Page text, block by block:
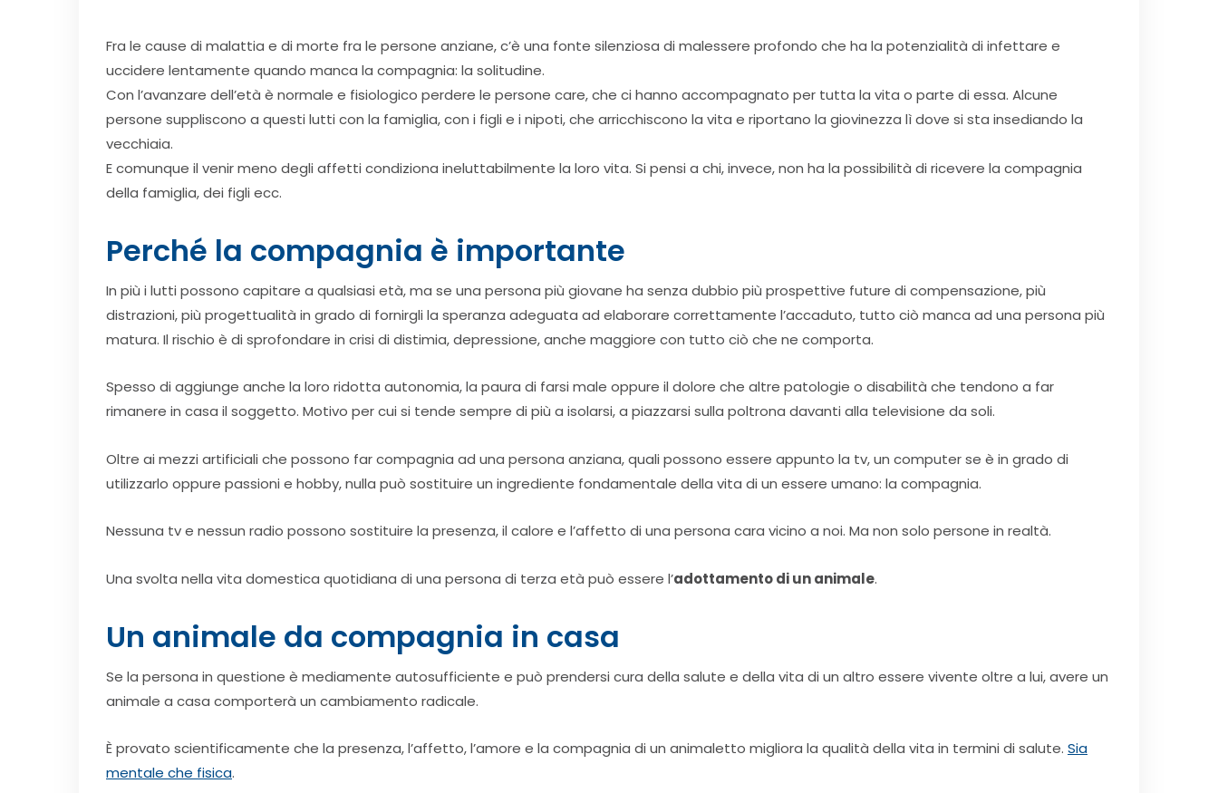
Fra le cause di malattia e di morte fra le persone anziane, c’è una fonte silenziosa di malessere profondo che ha la potenzialità di infettare e
uccidere lentamente quando manca la compagnia: la solitudine.
Con l’avanzare dell’età è normale e fisiologico perdere le persone care, che ci hanno accompagnato per tutta la vita o parte di essa. Alcune
persone suppliscono a questi lutti con la famiglia, con i figli e i nipoti, che arricchiscono la vita e riportano la giovinezza lì dove si sta insediando la
vecchiaia.
E comunque il venir meno degli affetti condiziona ineluttabilmente la loro vita. Si pensi a chi, invece, non ha la possibilità di ricevere la compagnia
della famiglia, dei figli ecc.
Perché la compagnia è importante
In più i lutti possono capitare a qualsiasi età, ma se una persona più giovane ha senza dubbio più prospettive future di compensazione, più
distrazioni, più progettualità in grado di fornirgli la speranza adeguata ad elaborare correttamente l’accaduto, tutto ciò manca ad una persona più
matura. Il rischio è di sprofondare in crisi di distimia, depressione, anche maggiore con tutto ciò che ne comporta.
Spesso di aggiunge anche la loro ridotta autonomia, la paura di farsi male oppure il dolore che altre patologie o disabilità che tendono a far
rimanere in casa il soggetto. Motivo per cui si tende sempre di più a isolarsi, a piazzarsi sulla poltrona davanti alla televisione da soli.
Oltre ai mezzi artificiali che possono far compagnia ad una persona anziana, quali possono essere appunto la tv, un computer se è in grado di
utilizzarlo oppure passioni e hobby, nulla può sostituire un ingrediente fondamentale della vita di un essere umano: la compagnia.
Nessuna tv e nessun radio possono sostituire la presenza, il calore e l’affetto di una persona cara vicino a noi. Ma non solo persone in realtà.
Una svolta nella vita domestica quotidiana di una persona di terza età può essere l’adottamento di un animale.
Un animale da compagnia in casa
Se la persona in questione è mediamente autosufficiente e può prendersi cura della salute e della vita di un altro essere vivente oltre a lui, avere un
animale a casa comporterà un cambiamento radicale.
È provato scientificamente che la presenza, l’affetto, l’amore e la compagnia di un animaletto migliora la qualità della vita in termini di salute. Sia
mentale che fisica.